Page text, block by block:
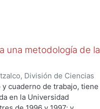
una metodología de la
División de Ciencias
Área de Literatura, 2001)
cuaderno de trabajo, tiene
en la Universidad